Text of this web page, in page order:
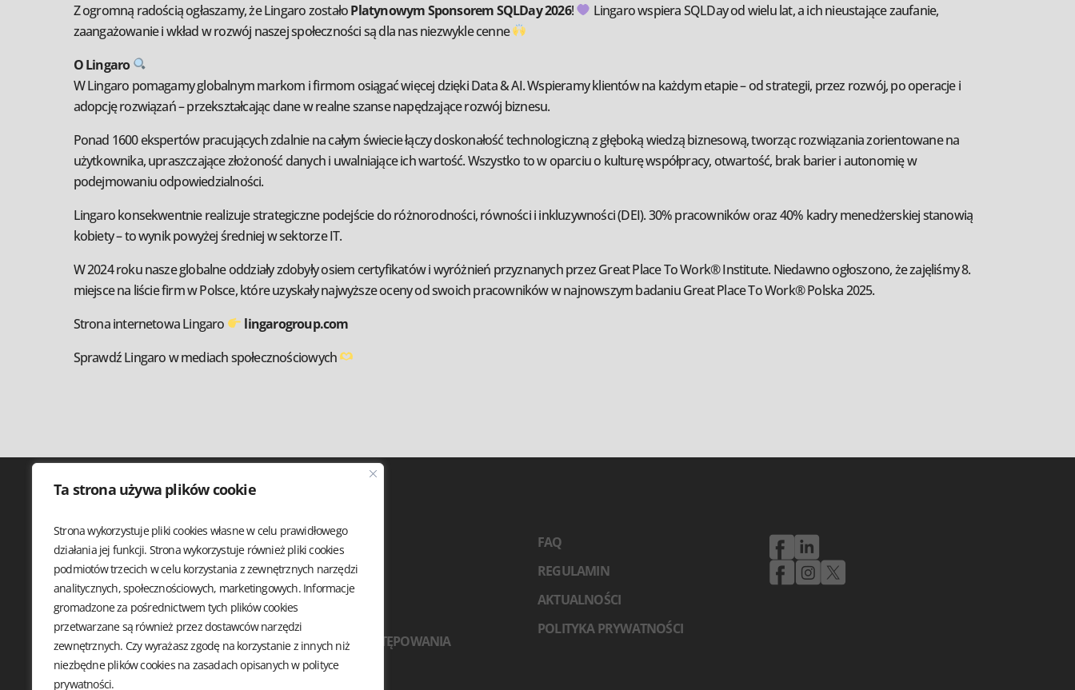
Ta strona używa plików cookie
Strona wykorzystuje pliki cookies własne w celu prawidłowego
działania jej funkcji. Strona wykorzystuje również pliki cookies
podmiotów trzecich w celu korzystania z zewnętrznych narzędzi
analitycznych, społecznościowych, marketingowych. Informacje
gromadzone za pośrednictwem tych plików cookies
przetwarzane są również przez dostawców narzędzi
zewnętrznych. Czy wyrażasz zgodę na korzystanie z innych niż
niezbędne plików cookies na zasadach opisanych w polityce
prywatności.
Z ogromną radością ogłaszamy, że Lingaro zostałoPlatynowym Sponsorem SQLDay 2026!
Lingaro wspiera SQLDay od wielu lat, a ich nieustające zaufanie,
zaangażowanie i wkład w rozwój naszej społeczności są dla nas niezwykle cenne
O Lingaro
W Lingaro pomagamy globalnym markom i firmom osiągać więcej dzięki Data & AI. Wspieramy klientów na każdym etapie – od strategii, przez rozwój, po operacje i
adopcję rozwiązań – przekształcając dane w realne szanse napędzające rozwój biznesu.
Ponad 1600 ekspertów pracujących zdalnie na całym świecie łączy doskonałość technologiczną z głęboką wiedzą biznesową, tworząc rozwiązania zorientowane na
użytkownika, upraszczające złożoność danych i uwalniające ich wartość. Wszystko to w oparciu o kulturę współpracy, otwartość, brak barier i autonomię w
podejmowaniu odpowiedzialności.
Lingaro konsekwentnie realizuje strategiczne podejście do różnorodności, równości i inkluzywności (DEI). 30% pracowników oraz 40% kadry menedżerskiej stanowią
kobiety – to wynik powyżej średniej w sektorze IT.
W 2024 roku nasze globalne oddziały zdobyły osiem certyfikatów i wyróżnień przyznanych przez Great Place To Work® Institute. Niedawno ogłoszono, że zajęliśmy 8.
miejsce na liście firm w Polsce, które uzyskały najwyższe oceny od swoich pracowników w najnowszym badaniu Great Place To Work® Polska 2025.
Strona internetowa Lingaro
lingarogroup.com
Sprawdź Lingaro w mediach społecznościowych
STOWARZYSZENIE
DATA COMMUNITY POLAND
PL. SOLNY 15
50-062 WROCŁAW, POLSKA
SQLDAY 2026
WARSZTATY
PRELEGENCI
SPONSORZY
KODEKS POSTĘPOWANIA
FAQ
REGULAMIN
AKTUALNOŚCI
POLITYKA PRYWATNOŚCI